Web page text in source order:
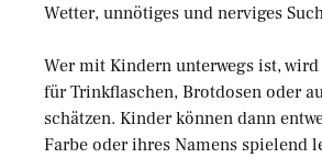
Wetter, unnötiges und nerviges
Wer mit Kindern unterwegs ist,
für Trinkflaschen, Brotdosen oder
schätzen. Kinder können dann
Farbe oder ihres Namens spielend